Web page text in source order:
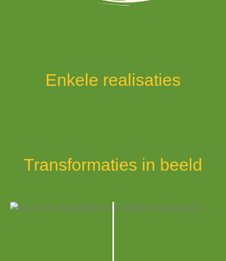
Enkele realisaties
Transformaties in beeld